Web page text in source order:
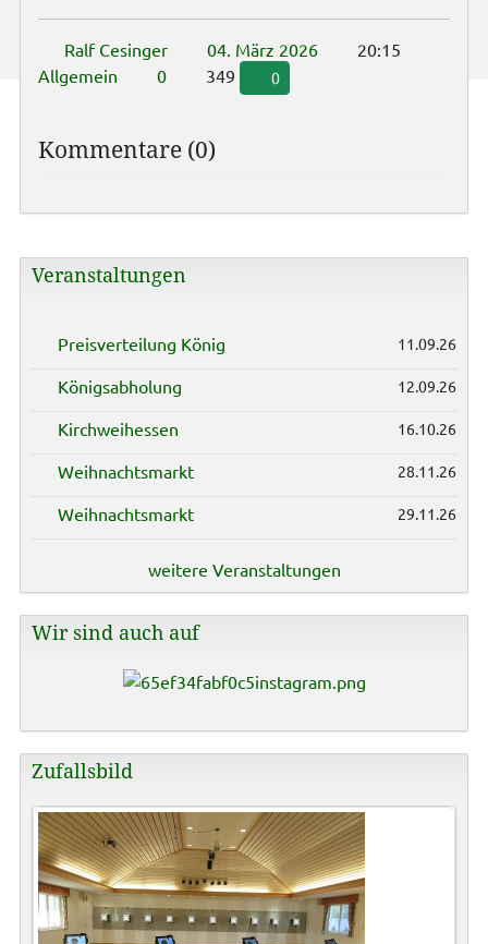
Ralf Cesinger 04. März 2026
20:15
Allgemein
0 349 0
Kommentare (0)
Veranstaltungen
Preisverteilung König 11.09.26
Königsabholung 12.09.26
Kirchweihessen 16.10.26
Weihnachtsmarkt 28.11.26
Weihnachtsmarkt 29.11.26
weitere Veranstaltungen
Wir sind auch auf
Zufallsbild